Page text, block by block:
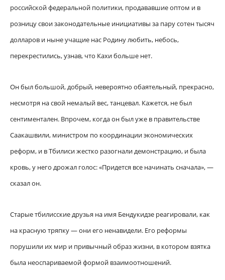
российской федеральной политики, продававшие оптом и в
розницу свои законодательные инициативы за пару сотен тысяч
долларов и ныне учащие нас Родину любить, небось,
перекрестились, узнав, что Кахи больше нет.
Он был большой, добрый, невероятно обаятельный, прекрасно,
несмотря на свой немалый вес, танцевал. Кажется, не был
сентиментален. Впрочем, когда он был уже в правительстве
Саакашвили, министром по координации экономических
реформ, и в Тбилиси жестко разогнали демонстрацию, и была
кровь, у него дрожал голос: «Придется все начинать сначала», —
сказал он.
Старые тбилисские друзья на имя Бендукидзе реагировали, как
на красную тряпку — они его ненавидели. Его реформы
порушили их мир и привычный образ жизни, в котором взятка
была неоспариваемой формой взаимоотношений.